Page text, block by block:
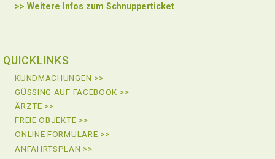
>> Weitere Infos zum Schnupperticket
QUICKLINKS
KUNDMACHUNGEN >>
GÜSSING AUF FACEBOOK >>
ÄRZTE >>
FREIE OBJEKTE >>
ONLINE FORMULARE >>
ANFAHRTSPLAN >>